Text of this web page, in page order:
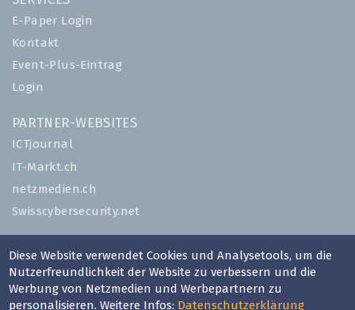
E-Paper Login
Kontakt
Event-Plus-Eintrag
Login
PARTNER-WEBSITES
ICTjournal
IT-Markt.ch
netzmedien.ch
Swisscybersecurity.net
© NETZMEDIEN AG 2026
Impressum
AGB
Diese Website verwendet Cookies und Analysetools, um die
Nutzerfreundlichkeit der Website zu verbessern und die
Werbung von Netzmedien und Werbepartnern zu
personalisieren. Weitere Infos: Datenschutzerklärung